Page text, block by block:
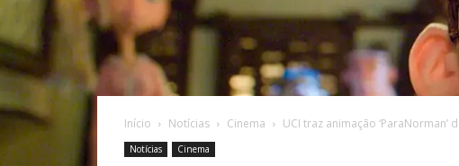
Início Notícias Cinema UCI traz animação ‘ParaNorman’
Notícias Cinema